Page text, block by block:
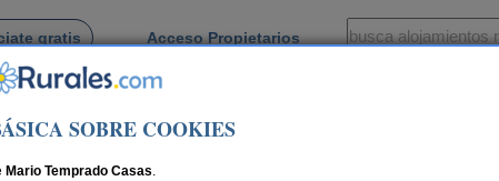
gratis Acceso Propietarios
SOBRE COOKIES
Mario Temprado Casas.